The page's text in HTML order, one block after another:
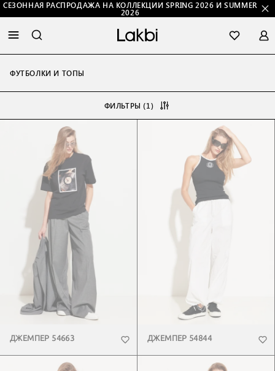
СЕЗОННАЯ РАСПРОДАЖА НА КОЛЛЕКЦИИ SPRING 2026 И SUMMER
2026
ФУТБОЛКИ И ТОПЫ
ФИЛЬТРЫ (1)
ДЖЕМПЕР 54663 ДЖЕМПЕР 54844